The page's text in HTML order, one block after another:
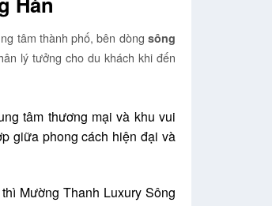
tâm thành phố, bên dòngsông
lý tưởng cho du khách khi đến
tâm thương mại và khu vui
giữa phong cách hiện đại và
thì Mường Thanh Luxury Sông